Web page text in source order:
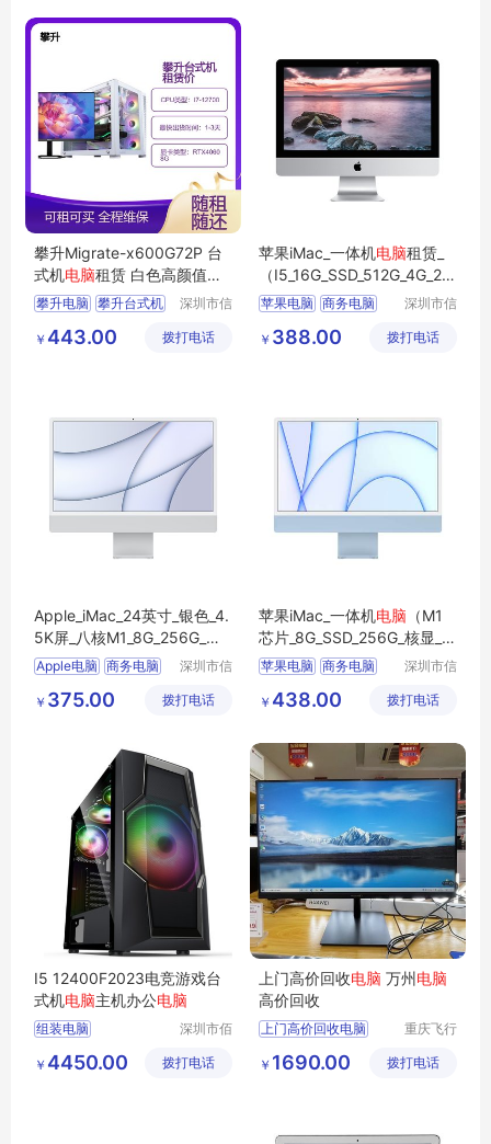
攀升Migrate-x600G72P 台
式机电脑租赁 白色高颜值商
务办公电脑
攀升电脑 攀升台式机
租电脑
深圳市信
技术有限
￥ 443.00 拨打电话
苹果iMac_一体机电脑租赁_
（I5_16G_SSD_512G_4G_27
英寸_5K屏）
苹果电脑 商务电脑
企业电脑
深圳市信
技术有限
￥ 388.00 拨打电话
Apple_iMac_24英寸_银色_4.
5K屏_八核M1_8G_256G_一
体式电脑主机
Apple电脑 商务电脑
苹果一体机
深圳市信
技术有限
￥ 375.00 拨打电话
苹果iMac_一体机电脑 （M1
芯片_8G_SSD_256G_核显_2
4英寸_4.5K屏）
苹果电脑 商务电脑
企业电脑
深圳市信
技术有限
￥ 438.00 拨打电话
I5 12400F2023电竞游戏台
式机电脑主机办公电脑
组装电脑
电脑主机台式
深圳市佰
技有限公
￥ 4450.00 拨打电话
上门高价回收电脑 万州电脑
高价回收
上门高价回收电脑
重庆飞行
限公司
￥ 1690.00 拨打电话